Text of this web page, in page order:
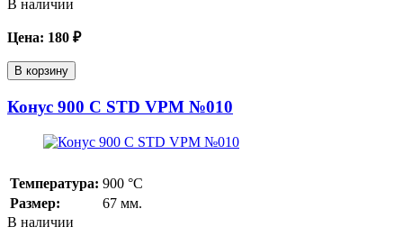
В наличии
Цена: 180 ₽
В корзину
Конус 900 С STD VPM №010
Температура: 900 °С
Размер:
67 мм.
В наличии